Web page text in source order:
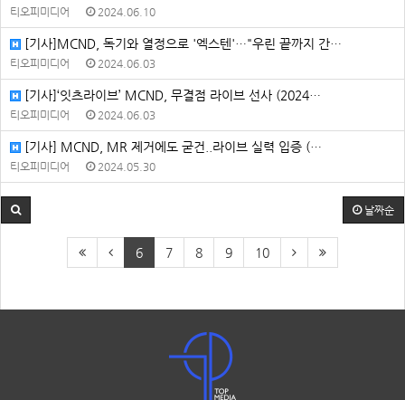
티오피미디어 2024.06.10
[기사]MCND, 독기와 열정으로 '엑스텐'…"우린 끝까지 간…
티오피미디어 2024.06.03
[기사]‘잇츠라이브’ MCND, 무결점 라이브 선사 (2024…
티오피미디어 2024.06.03
[기사] MCND, MR 제거에도 굳건..라이브 실력 입증 (…
티오피미디어 2024.05.30
날짜순
6 7 8 9 10